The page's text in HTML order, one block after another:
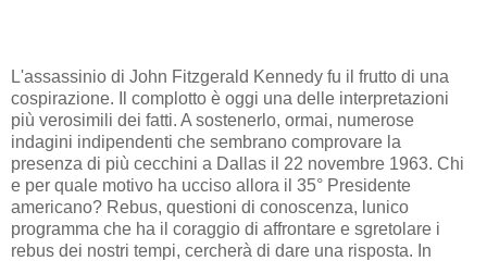
L'assassinio di John Fitzgerald Kennedy fu il frutto di una
cospirazione. Il complotto è oggi una delle interpretazioni
più verosimili dei fatti. A sostenerlo, ormai, numerose
indagini indipendenti che sembrano comprovare la
presenza di più cecchini a Dallas il 22 novembre 1963. Chi
e per quale motivo ha ucciso allora il 35° Presidente
americano? Rebus, questioni di conoscenza, lunico
programma che ha il coraggio di affrontare e sgretolare i
rebus dei nostri tempi, cercherà di dare una risposta. In